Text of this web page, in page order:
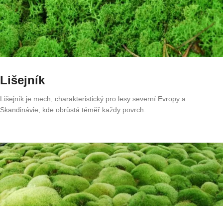
Lišejník
Lišejník je mech, charakteristický pro lesy severní Evropy a
Skandinávie, kde obrůstá téměř každy povrch.